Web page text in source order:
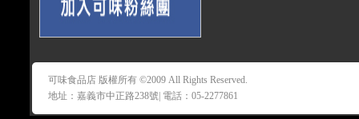
可味食品店 版權所有 ©2009 All Rights Reserved.
地址：嘉義市中正路238號| 電話：05-2277861